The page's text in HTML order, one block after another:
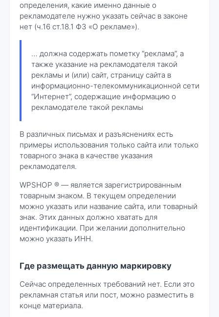
определения, какие именно данные о
рекламодателе нужно указать сейчас в законе
нет (ч.16 ст.18.1 ФЗ «О рекламе»).
… должна содержать пометку “реклама”, а
также указание на рекламодателя такой
рекламы и (или) сайт, страницу сайта в
информационно-телекоммуникационной сети
“Интернет”, содержащие информацию о
рекламодателе такой рекламы
В различных письмах и разъяснениях есть
примеры использования только сайта или только
товарного знака в качестве указания
рекламодателя.
WPSHOP ® — является зарегистрированным
товарным знаком. В текущем определении
можно указать или название сайта, или товарный
знак. Этих данных должно хватать для
идентификации. При желании дополнительно
можно указать ИНН.
Где размещать данную маркировку
Сейчас определенных требований нет. Если это
рекламная статья или пост, можно разместить в
конце материала.